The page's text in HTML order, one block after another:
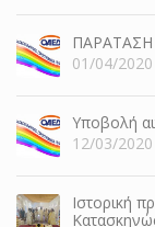
ΠΑΡΑΤΑΣΗ
01/04/2020
Υποβολή
12/03/2020
Ιστορική